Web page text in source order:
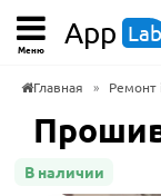
Меню App Lab
Главная » Ремонт
В наличии